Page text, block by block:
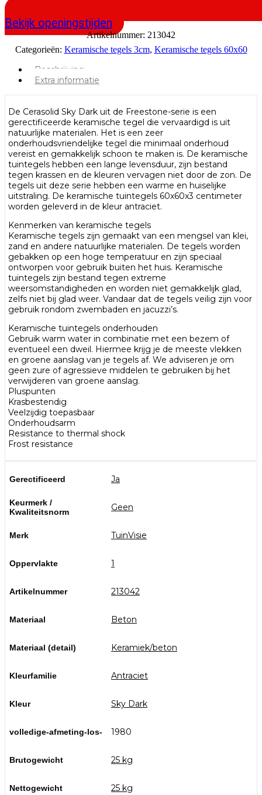
Bekijk openingstijden
Artikelnummer: 213042
Categorieën: Keramische tegels 3cm, Keramische tegels 60x60
Beschrijving
Extra informatie
De Cerasolid Sky Dark uit de Freestone-serie is een
gerectificeerde keramische tegel die vervaardigd is uit
natuurlijke materialen. Het is een zeer
onderhoudsvriendelijke tegel die minimaal onderhoud
vereist en gemakkelijk schoon te maken is. De keramische
tuintegels hebben een lange levensduur, zijn bestand
tegen krassen en de kleuren vervagen niet door de zon. De
tegels uit deze serie hebben een warme en huiselijke
uitstraling. De keramische tuintegels 60x60x3 centimeter
worden geleverd in de kleur antraciet.
Kenmerken van keramische tegels
Keramische tegels zijn gemaakt van een mengsel van klei,
zand en andere natuurlijke materialen. De tegels worden
gebakken op een hoge temperatuur en zijn speciaal
ontworpen voor gebruik buiten het huis. Keramische
tuintegels zijn bestand tegen extreme
weersomstandigheden en worden niet gemakkelijk glad,
zelfs niet bij glad weer. Vandaar dat de tegels veilig zijn voor
gebruik rondom zwembaden en jacuzzi’s.
Keramische tuintegels onderhouden
Gebruik warm water in combinatie met een bezem of
eventueel een dweil. Hiermee krijg je de meeste vlekken
en groene aanslag van je tegels af. We adviseren je om
geen zure of agressieve middelen te gebruiken bij het
verwijderen van groene aanslag.
Pluspunten
Krasbestendig
Veelzijdig toepasbaar
Onderhoudsarm
Resistance to thermal shock
Frost resistance
Gerectificeerd Ja
Keurmerk /
Kwaliteitsnorm
Geen
Merk TuinVisie
Oppervlakte 1
Artikelnummer 213042
Materiaal Beton
Materiaal (detail) Keramiek/beton
Kleurfamilie Antraciet
Kleur Sky Dark
volledige-afmeting-los- 1980
Brutogewicht 25 kg
Nettogewicht 25 kg